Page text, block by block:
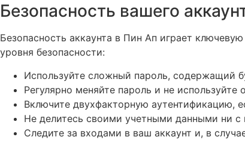
Безопасность вашего
Безопасность аккаунта в Пин Ап играет
уровня безопасности:
Используйте сложный пароль, содержащий
Регулярно меняйте пароль и не
Включите двухфакторную аутентификацию,
Не делитесь своими учетными данными ни с
Следите за входами в ваш аккаунт и, в